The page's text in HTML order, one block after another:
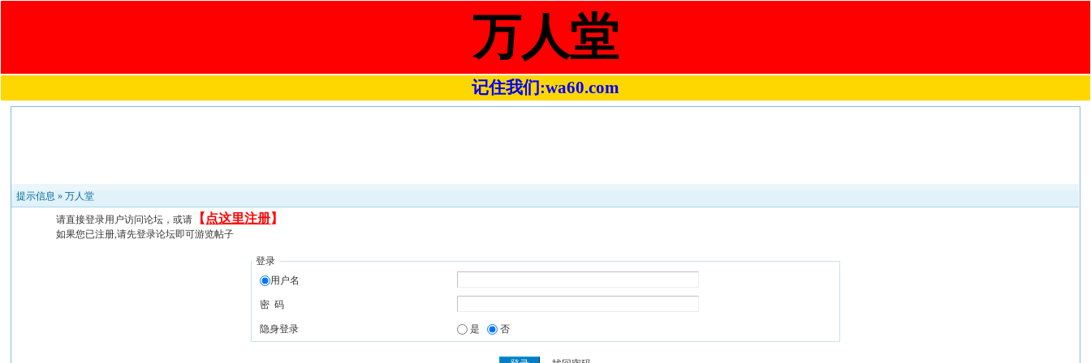
万人堂
记住我们:wa60.com
提示信息 »万人堂
请直接登录用户访问论坛，或请 【 点这里注册】
如果您已注册,请先登录论坛即可游览帖子
登录
用户名
密 码
隐身登录 是 否